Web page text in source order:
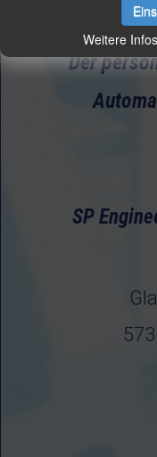
Der
SP
Weitere